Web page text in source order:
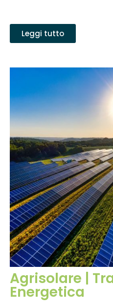
Leggi tutto
Agrisolare |
Energetica